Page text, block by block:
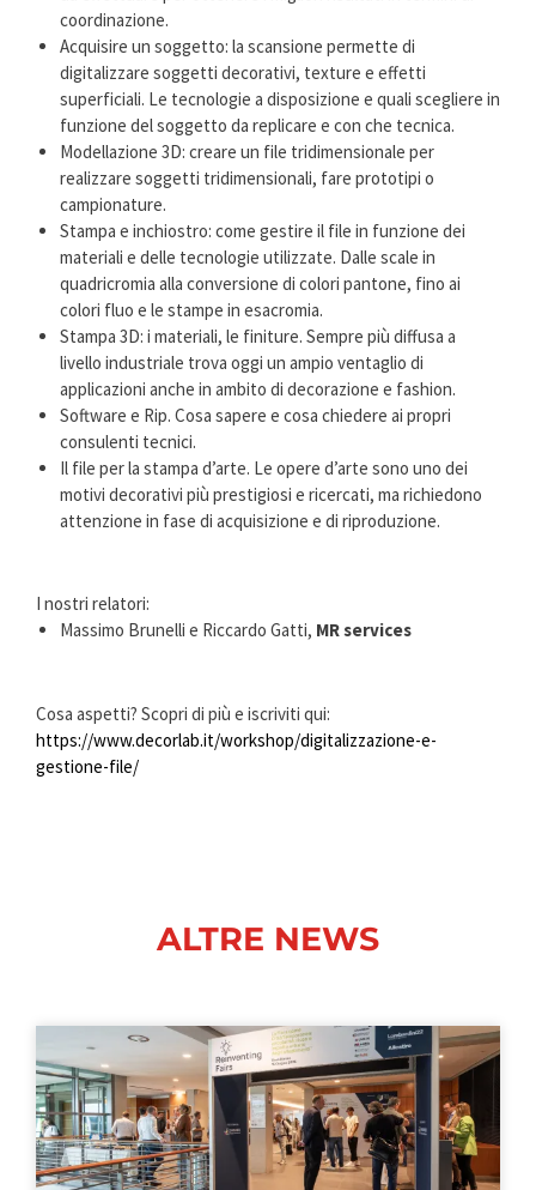
coordinazione.
Acquisire un soggetto: la scansione permette di
digitalizzare soggetti decorativi, texture e effetti
superficiali. Le tecnologie a disposizione e quali scegliere in
funzione del soggetto da replicare e con che tecnica.
Modellazione 3D: creare un file tridimensionale per
realizzare soggetti tridimensionali, fare prototipi o
campionature.
Stampa e inchiostro: come gestire il file in funzione dei
materiali e delle tecnologie utilizzate. Dalle scale in
quadricromia alla conversione di colori pantone, fino ai
colori fluo e le stampe in esacromia.
Stampa 3D: i materiali, le finiture. Sempre più diffusa a
livello industriale trova oggi un ampio ventaglio di
applicazioni anche in ambito di decorazione e fashion.
Software e Rip. Cosa sapere e cosa chiedere ai propri
consulenti tecnici.
Il file per la stampa d’arte. Le opere d’arte sono uno dei
motivi decorativi più prestigiosi e ricercati, ma richiedono
attenzione in fase di acquisizione e di riproduzione.
I nostri relatori:
Massimo Brunelli e Riccardo Gatti, MR services
Cosa aspetti? Scopri di più e iscriviti qui:
https://www.decorlab.it/workshop/digitalizzazione-e-
gestione-file/
ALTRE NEWS